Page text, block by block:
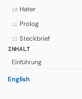
10 Hater
11 Prolog
12 Steckbrief
INHALT
Einführung
English